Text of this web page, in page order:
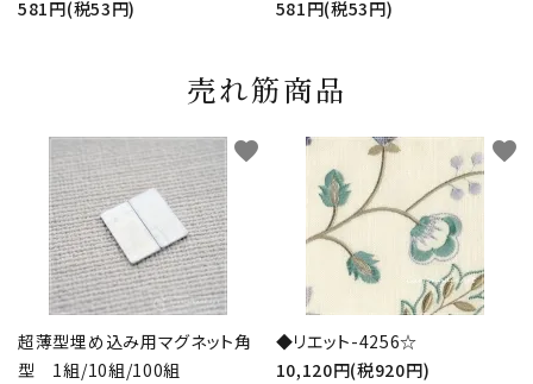
581円(税53円)
581円(税53円)
売れ筋商品
超薄型埋め込み用マグネット角
型 1組/10組/100組
favorite
◆リエット-4256☆
10,120円(税920円)
favorite